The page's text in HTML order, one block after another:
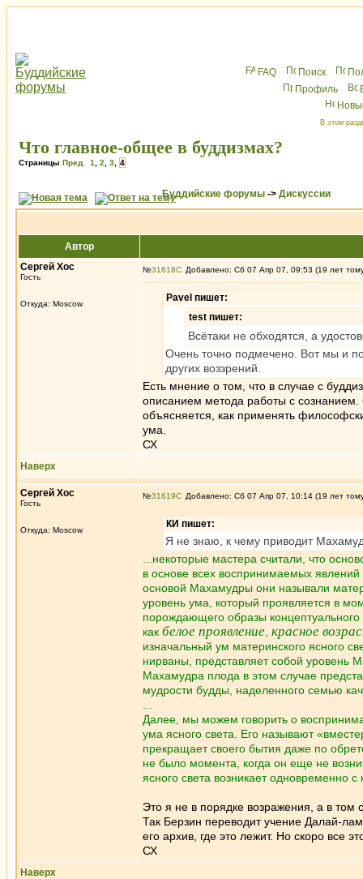
FAQ Поиск
Профиль
В этом
Что главное-общее в буддизмах?
Страницы Пред. 1 2 3 4
Буддийские форумы -> Дискуссии
Автор
Сергей Хос
Гость
Откуда: Moscow
№31618 Добавлено: Сб 07 Апр 07, 09:53 (19 лет
Pavel пишет:
test пишет:
Всётаки не обходятся, а
Очень точно подмечено. Вот мы и
других воззрений.
Есть мнение о том, что в случае с
описанием метода работы с сознанием.
объясняется, как применять
ума.
СХ
Наверх
Сергей Хос
Гость
Откуда: Moscow
№31619 Добавлено: Сб 07 Апр 07, 10:14 (19 лет
КИ пишет:
Я не знаю, к чему приводит
...некоторые мастера считали, что
в основе всех воспринимаемых
основой Махамудры они называли
уровень ума, который проявляется в
порождающего образы концептуального
как белое проявление красное
изначальный ум материнского ясного
нирваны, представляет собой уровень
Махамудра плода в этом случае
мудрости будды, наделенного семью
Далее, мы можем говорить о
ума ясного света. Его называют
прекращает своего бытия даже по
не было момента, когда он еще не
ясного света возникает
Это я не в порядке возражения, а в том
Так Берзин переводит учение Далай-
его архив, где это лежит. Но скоро все
СХ
Наверх